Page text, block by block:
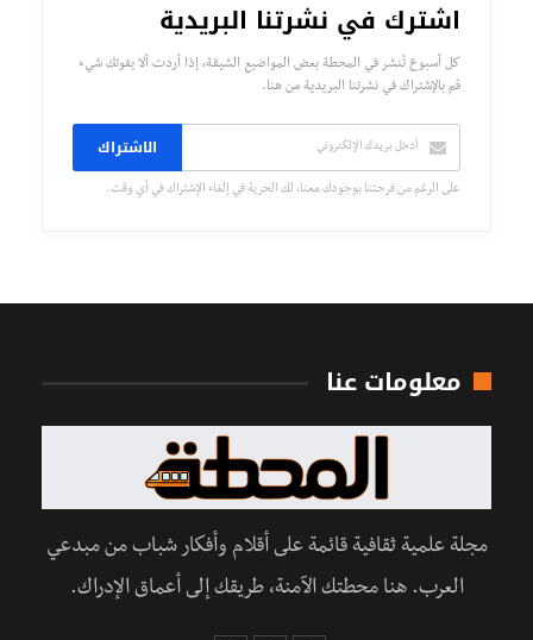
اشترك في نشرتنا البريدية
كل أسبوع تُنشر في المحطة بعض المواضيع الشيقة، إذا أردت ألا يفوتك شيء
قم بالإشتراك في نشرتنا البريدية من هنا.
الاشتراك
على الرغم من فرحتنا بوجودك معنا، لك الحرية في إلغاء الإشتراك في أي وقت.
معلومات عنا
مجلة علمية ثقافية قائمة على أقلام وأفكار شباب من مبدعي
العرب. هنا محطتك الآمنة، طريقك إلى أعماق الإدراك.